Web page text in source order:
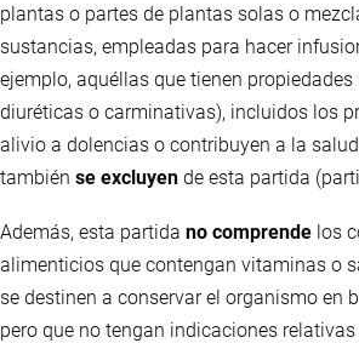
plantas o partes de plantas solas o
sustancias, empleadas para hacer
ejemplo, aquéllas que tienen
diuréticas o carminativas), incluidos los
alivio a dolencias o contribuyen a la
también se excluyen de esta partida
Además, esta partida no comprende los
alimenticios que contengan vitaminas o
se destinen a conservar el organismo en
pero que no tengan indicaciones